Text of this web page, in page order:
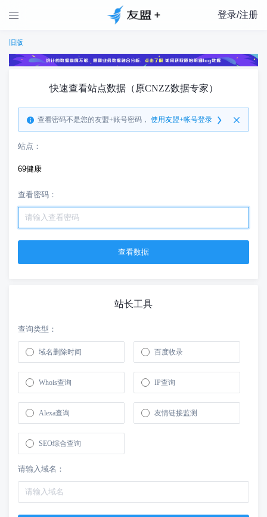
 登录/注册
旧版
快速查看站点数据（原CNZZ数据专家）
查看密码不是您的友盟+账号密码， 使用友盟+帐号登录
站点：
69健康
查看密码：
站长工具
查询类型：
域名删除时间 百度收录
Whois查询 IP查询
Alexa查询 友情链接监测
SEO综合查询
请输入域名：